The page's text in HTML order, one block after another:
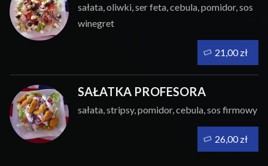
sałata, oliwki, ser feta, cebula, pomidor, sos
winegret
SAŁATKA PROFESORA
sałata, stripsy, pomidor, cebula, sos firmowy